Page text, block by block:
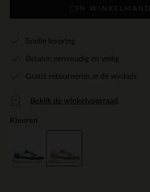
IN WINKELMAND
Snelle levering
Betalen eenvoudig en veilig
Gratis retourneren in de winkels
Bekijk de winkelvoorraad
Kleuren